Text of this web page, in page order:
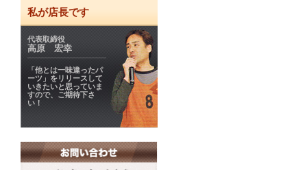
私が店長です
代表取締役
高原 宏幸
「他とは一味違ったパ
ーツ」をリリースして
いきたいと思っていま
すので、ご期待下さ
い！